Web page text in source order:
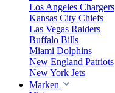
Los Angeles Chargers
Kansas City Chiefs
Las Vegas Raiders
Buffalo Bills
Miami Dolphins
New England Patriots
New York Jets
Marken